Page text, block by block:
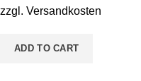
Flora
quantity
zzgl. Versandkosten
ADD TO CART